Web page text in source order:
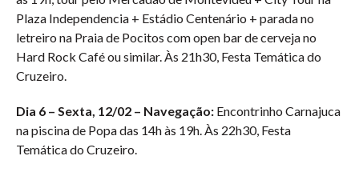
Plaza Independencia + Estádio Centenário + parada no
letreiro na Praia de Pocitos com open bar de cerveja no
Hard Rock Café ou similar. Às 21h30, Festa Temática do
Cruzeiro.
Dia 6 – Sexta, 12/02 – Navegação: Encontrinho Carnajuca
na piscina de Popa das 14h às 19h. Às 22h30, Festa
Temática do Cruzeiro.